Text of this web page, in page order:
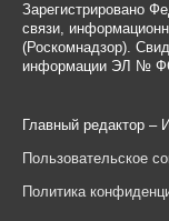
Зарегистрировано
связи,
(Роскомнадзор).
информации ЭЛ №
Главный редактор –
Пользовательское
Политика